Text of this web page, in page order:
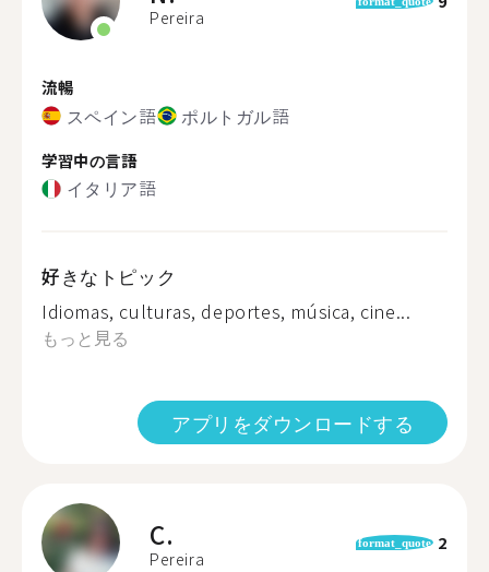
Pereira
流暢
スペイン語 ポルトガル語
学習中の言語
イタリア語
好きなトピック
Idiomas, culturas, deportes, música, cine...
もっと見る
アプリをダウンロードする
C.
Pereira
format_quote 2